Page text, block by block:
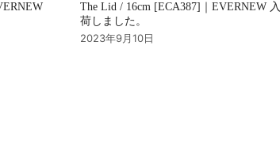
The Lid / 16cm [ECA387]｜EVERNEW 入
荷しました。
2023年9月10日